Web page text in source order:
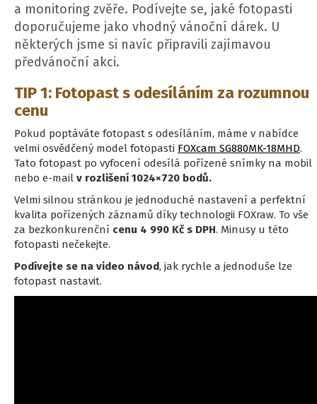
a monitoring zvěře. Podívejte se, jaké fotopasti
doporučujeme jako vhodný vánoční dárek. U
některých jsme si navíc připravili zajímavou
předvánoční akci.
TIP 1: Fotopast s odesíláním za rozumnou
cenu
Pokud poptáváte fotopast s odesíláním, máme v nabídce
velmi osvědčený model fotopasti FOXcam SG880MK-18MHD.
Tato fotopast po vyfocení odesílá pořízené snímky na mobil
nebo e-mail v rozlišení 1024×720 bodů.
Velmi silnou stránkou je jednoduché nastavení a perfektní
kvalita pořízených záznamů díky technologii FOXraw. To vše
za bezkonkurenční cenu 4 990 Kč s DPH. Minusy u této
fotopasti nečekejte.
Podívejte se na video návod, jak rychle a jednoduše lze
fotopast nastavit.